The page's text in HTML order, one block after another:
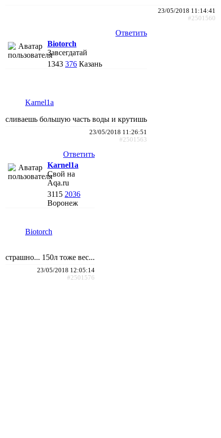
23/05/2018 11:14:41
#2501560
Ответить
Biotorch
Завсегдатай
1343 376 Казань
Karnel1a
сливаешь большую часть воды и крутишь
23/05/2018 11:26:51
#2501563
Ответить
Karnel1a
Свой на
Aqa.ru
3115 2036
Воронеж
Biotorch
страшно... 150л тоже вес...
23/05/2018 12:05:14
#2501576